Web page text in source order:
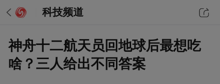
科技频道
神舟十二航天员回地球后最想吃
啥？三人给出不同答案